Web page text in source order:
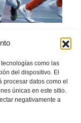
como las
del dispositivo. El
datos como el
únicas en este sitio.
negativamente a
que toda la
la UEFA sobre
a nivel de participación
y de movilidad
como miembro de las
reconocen a la